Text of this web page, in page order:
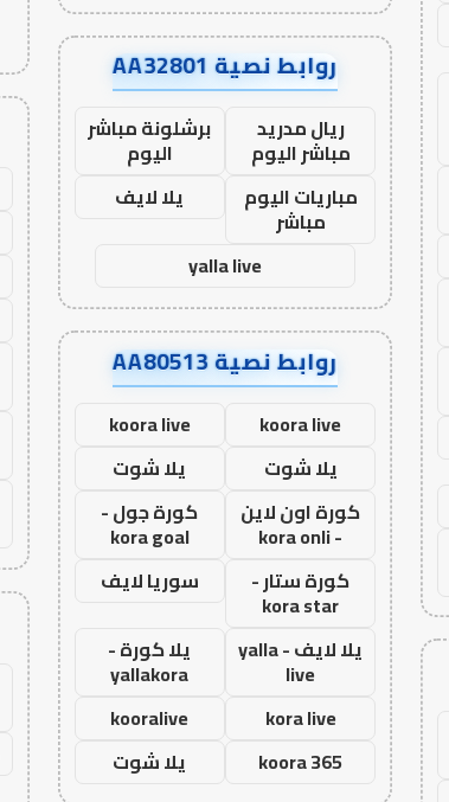
روابط نصية AA32801
ريال مدريد
مباشر اليوم
برشلونة مباشر
اليوم
مباريات اليوم
مباشر
يلا لايف
yalla live
روابط نصية AA80513
koora live
koora live
يلا شوت
يلا شوت
كورة اون لاين
- kora onli
كورة جول -
kora goal
كورة ستار -
kora star
سوريا لايف
يلا لايف - yalla
live
يلا كورة -
yallakora
kora live
kooralive
koora 365
يلا شوت